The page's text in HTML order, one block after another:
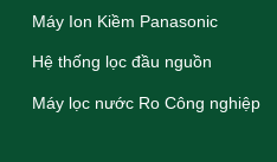
Máy Ion Kiềm Panasonic
Hệ thống lọc đầu nguồn
Máy lọc nước Ro Công nghiệp